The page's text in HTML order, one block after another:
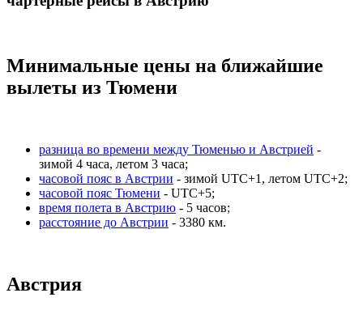
Минимальные цены на ближайшие
вылеты из Тюмени
разница во времени между Тюменью и Австрией -
зимой 4 часа, летом 3 часа;
часовой пояс в Австрии - зимой UTC+1, летом UTC+2;
часовой пояс Тюмени - UTC+5;
время полета в Австрию - 5 часов;
расстояние до Австрии - 3380 км.
Австрия